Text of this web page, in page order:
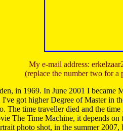
My e-mail address:
(replace the number two for a
in 1969. In June 2001 I
got higher Degree of Master in
The time traveller died and the
The Time Machine, it depends
photo shot, in the summer